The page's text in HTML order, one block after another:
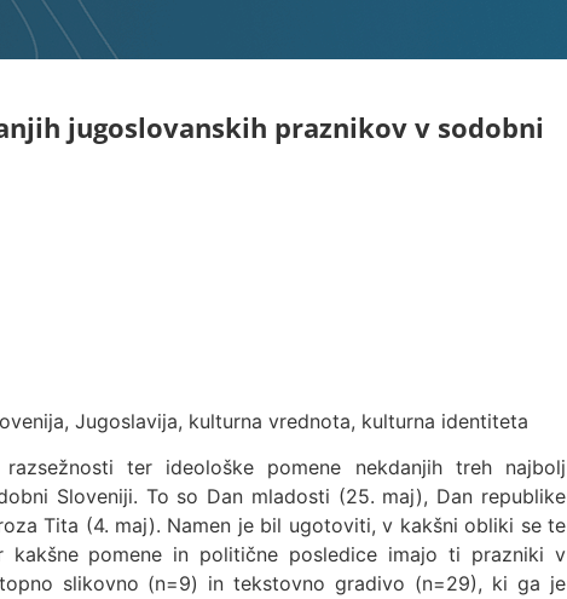
jugoslovanskih praznikov v sodobni
Jugoslavija, kulturna vrednota, kulturna identiteta
ter ideološke pomene nekdanjih treh najbolj
Sloveniji. To so Dan mladosti (25. maj), Dan republike
Tita (4. maj). Namen je bil ugotoviti, v kakšni obliki se te
kakšne pomene in politične posledice imajo ti prazniki v
slikovno (n=9) in tekstovno gradivo (n=29), ki ga je